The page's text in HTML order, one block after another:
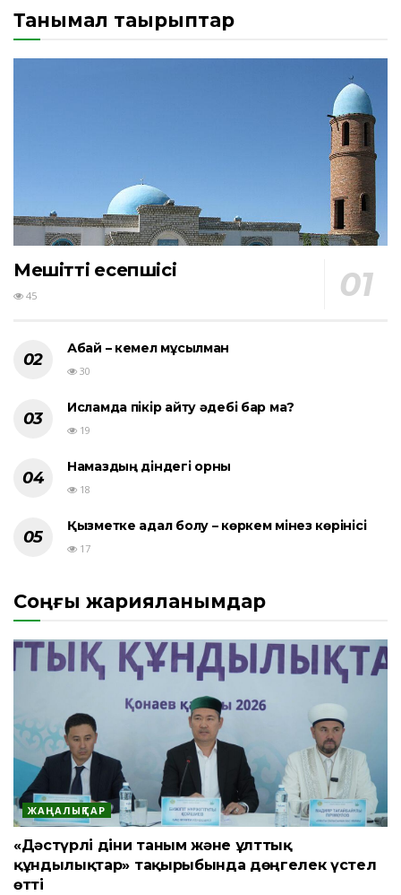
Танымал тақырыптар
Мешіттің есепшісі
45
Абай – кемел мұсылман
30
Исламда пікір айту әдебі бар ма?
19
Намаздың діндегі орны
18
Қызметке адал болу – көркем мінез көрінісі
17
Соңғы жарияланымдар
ЖАҢАЛЫҚТАР
«Дәстүрлі діни таным және ұлттық
құндылықтар» тақырыбында дөңгелек үстел
өтті